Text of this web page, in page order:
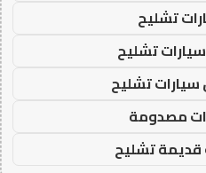
تشليح
تشليح
سيارات تشليح
مصدومة
قديمة تشليح